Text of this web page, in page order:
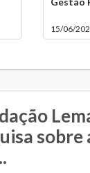
15/06/
sobre